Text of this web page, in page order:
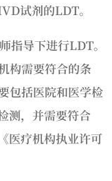
试剂的LDT。
指导下进行LDT。
构需要符合的条
包括医院和医学检
测，并需要符合
医疗机构执业许可